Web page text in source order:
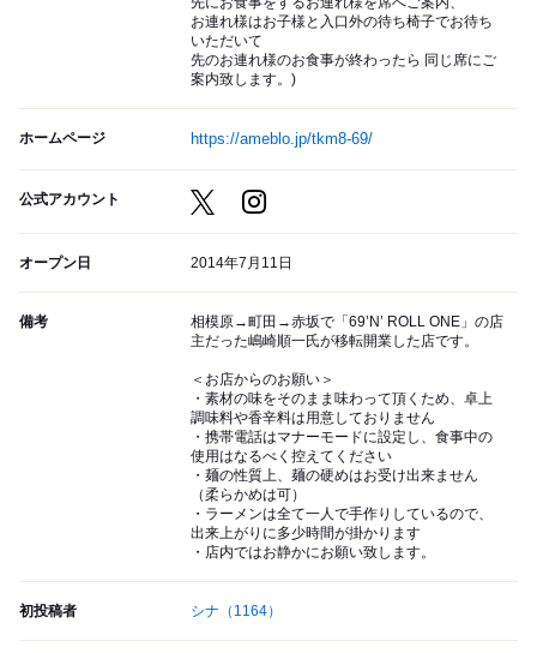
お連れ様はお子様と入口外の待ち椅子でお待ち
いただいて
先のお連れ様のお食事が終わったら 同じ席にご
案内致します。)
ホームページ https://ameblo.jp/tkm8-69/
公式アカウント
オープン日 2014年7月11日
備考
相模原→町田→赤坂で「69’N’ ROLL ONE」の店
主だった嶋崎順一氏が移転開業した店です。
＜お店からのお願い＞
・素材の味をそのまま味わって頂くため、卓上
調味料や香辛料は用意しておりません
・携帯電話はマナーモードに設定し、食事中の
使用はなるべく控えてください
・麺の性質上、麺の硬めはお受け出来ません
（柔らかめは可）
・ラーメンは全て一人で手作りしているので、
出来上がりに多少時間が掛かります
・店内ではお静かにお願い致します。
初投稿者 シナ （1164）